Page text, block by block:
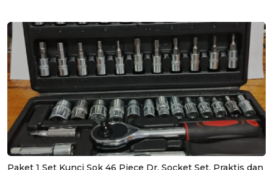
Paket 1 Set Kunci Sok 46 Piece Dr. Socket Set, Praktis dan